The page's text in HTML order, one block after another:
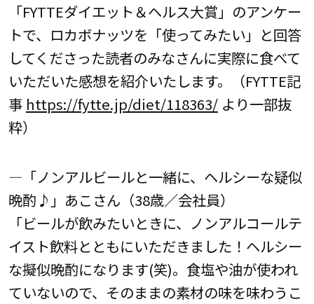
「FYTTEダイエット＆ヘルス大賞」のアンケー
トで、ロカボナッツを「使ってみたい」と回答
してくださった読者のみなさんに実際に食べて
いただいた感想を紹介いたします。（FYTTE記
事 https://fytte.jp/diet/118363/より一部抜
粋）
―「ノンアルビールと一緒に、ヘルシーな疑似
晩酌♪」あこさん（38歳／会社員）
「ビールが飲みたいときに、ノンアルコールテ
イスト飲料とともにいただきました！ヘルシー
な擬似晩酌になります(笑)。食塩や油が使われ
ていないので、そのままの素材の味を味わうこ